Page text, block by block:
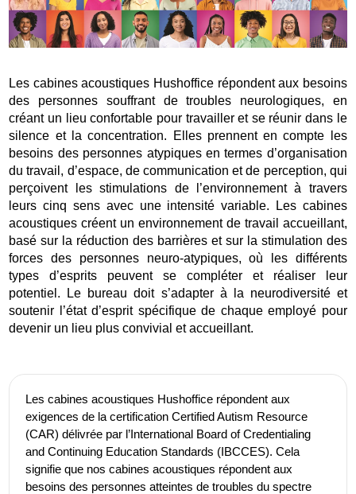
Les cabines acoustiques Hushoffice répondent aux besoins
des personnes souffrant de troubles neurologiques, en
créant un lieu confortable pour travailler et se réunir dans le
silence et la concentration. Elles prennent en compte les
besoins des personnes atypiques en termes d’organisation
du travail, d’espace, de communication et de perception, qui
perçoivent les stimulations de l’environnement à travers
leurs cinq sens avec une intensité variable. Les cabines
acoustiques créent un environnement de travail accueillant,
basé sur la réduction des barrières et sur la stimulation des
forces des personnes neuro-atypiques, où les différents
types d’esprits peuvent se compléter et réaliser leur
potentiel. Le bureau doit s’adapter à la neurodiversité et
soutenir l’état d’esprit spécifique de chaque employé pour
devenir un lieu plus convivial et accueillant.
Les cabines acoustiques Hushoffice répondent aux
exigences de la certification Certified Autism Resource
(CAR) délivrée par l’International Board of Credentialing
and Continuing Education Standards (IBCCES). Cela
signifie que nos cabines acoustiques répondent aux
besoins des personnes atteintes de troubles du spectre